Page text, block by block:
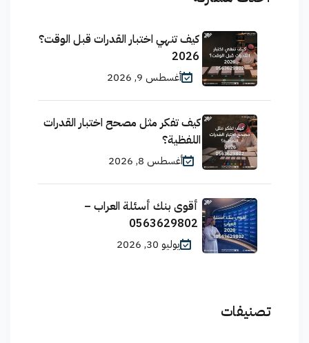
كيف تنهي اختبار القدرات قبل الوقت؟
2026
أغسطس 9, 2026
كيف تفكر مثل مصحح اختبار القدرات
اللفظية؟
أغسطس 8, 2026
أقوى بنك أسئلة العراب –
0563629802
يوليو 30, 2026
تصنيفات